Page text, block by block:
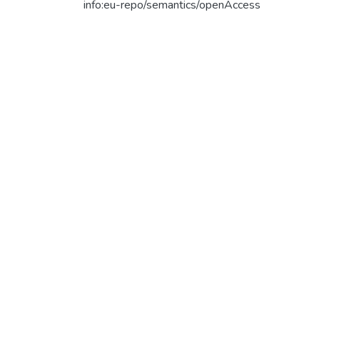
info:eu-repo/semantics/openAccess